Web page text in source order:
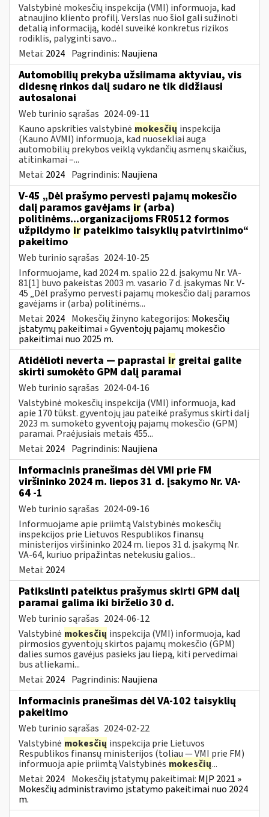
Valstybinė mokesčių inspekcija (VMI) informuoja, kad
atnaujino kliento profilį. Verslas nuo šiol gali sužinoti
detalią informaciją, kodėl suveikė konkretus rizikos
rodiklis, palyginti savo...
Metai: 2024 Pagrindinis: Naujiena
Automobilių prekyba užsiimama aktyviau, vis
didesnę rinkos dalį sudaro ne tik didžiausi
autosalonai
Web turinio sąrašas 2024-09-11
Kauno apskrities valstybinė mokesčių inspekcija
(Kauno AVMI) informuoja, kad nuosekliai auga
automobilių prekybos veiklą vykdančių asmenų skaičius,
atitinkamai –...
Metai: 2024 Pagrindinis: Naujiena
V-45 „Dėl prašymo pervesti pajamų mokesčio
dalį paramos gavėjams ir (arba)
politinėms...organizacijoms FR0512 formos
užpildymo ir pateikimo taisyklių patvirtinimo“
pakeitimo
Web turinio sąrašas 2024-10-25
Informuojame, kad 2024 m. spalio 22 d. įsakymu Nr. VA-
81[1] buvo pakeistas 2003 m. vasario 7 d. įsakymas Nr. V-
45 „Dėl prašymo pervesti pajamų mokesčio dalį paramos
gavėjams ir (arba) politinėms...
Metai: 2024 Mokesčių žinyno kategorijos: Mokesčių
įstatymų pakeitimai » Gyventojų pajamų mokesčio
pakeitimai nuo 2025 m.
Atidėlioti neverta — paprastai ir greitai galite
skirti sumokėto GPM dalį paramai
Web turinio sąrašas 2024-04-16
Valstybinė mokesčių inspekcija (VMI) informuoja, kad
apie 170 tūkst. gyventojų jau pateikė prašymus skirti dalį
2023 m. sumokėto gyventojų pajamų mokesčio (GPM)
paramai. Praėjusiais metais 455...
Metai: 2024 Pagrindinis: Naujiena
Informacinis pranešimas dėl VMI prie FM
viršininko 2024 m. liepos 31 d. įsakymo Nr. VA-
64 -1
Web turinio sąrašas 2024-09-16
Informuojame apie priimtą Valstybinės mokesčių
inspekcijos prie Lietuvos Respublikos finansų
ministerijos viršininko 2024 m. liepos 31 d. įsakymą Nr.
VA-64, kuriuo pripažintas netekusiu galios...
Metai: 2024
Patikslinti pateiktus prašymus skirti GPM dalį
paramai galima iki birželio 30 d.
Web turinio sąrašas 2024-06-12
Valstybinė mokesčių inspekcija (VMI) informuoja, kad
pirmosios gyventojų skirtos pajamų mokesčio (GPM)
dalies sumos gavėjus pasieks jau liepą, kiti pervedimai
bus atliekami...
Metai: 2024 Pagrindinis: Naujiena
Informacinis pranešimas dėl VA-102 taisyklių
pakeitimo
Web turinio sąrašas 2024-02-22
Valstybinė mokesčių inspekcija prie Lietuvos
Respublikos finansų ministerijos (toliau ― VMI prie FM)
informuoja apie priimtą Valstybinės mokesčių...
Metai: 2024 Mokesčių įstatymų pakeitimai: MĮP 2021 »
Mokesčių administravimo įstatymo pakeitimai nuo 2024
m.